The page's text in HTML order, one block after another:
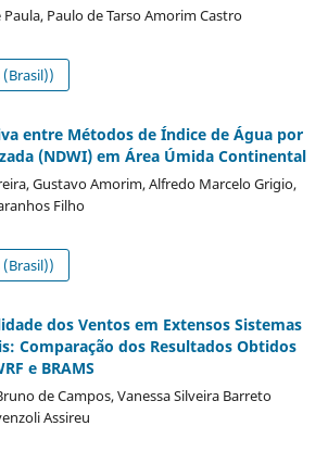
Paulo de Tarso Amorim Castro
entre Métodos de Índice de Água por
(NDWI) em Área Úmida Continental
Gustavo Amorim, Alfredo Marcelo Grigio,
Filho
dos Ventos em Extensos Sistemas
Comparação dos Resultados Obtidos
e BRAMS
de Campos, Vanessa Silveira Barreto
Assireu